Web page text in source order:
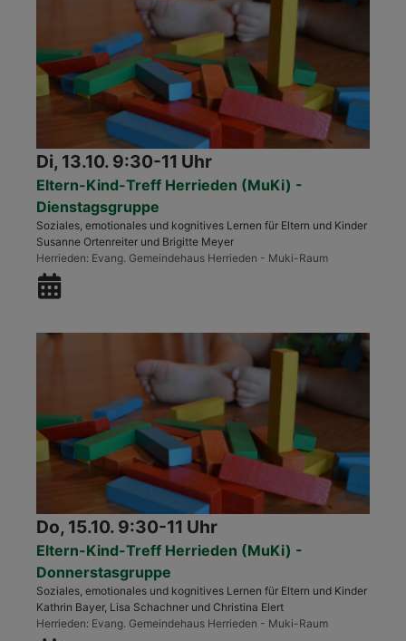
Di, 13.10. 9:30-11 Uhr
Eltern-Kind-Treff Herrieden (MuKi) -
Dienstagsgruppe
Soziales, emotionales und kognitives Lernen für Eltern und Kinder
Susanne Ortenreiter und Brigitte Meyer
Herrieden Evang. Gemeindehaus Herrieden - Muki-Raum
Do, 15.10. 9:30-11 Uhr
Eltern-Kind-Treff Herrieden (MuKi) -
Donnerstasgruppe
Soziales, emotionales und kognitives Lernen für Eltern und Kinder
Kathrin Bayer, Lisa Schachner und Christina Elert
Herrieden Evang. Gemeindehaus Herrieden - Muki-Raum